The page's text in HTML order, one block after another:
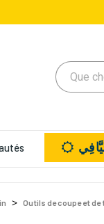
Outils de coupe et de